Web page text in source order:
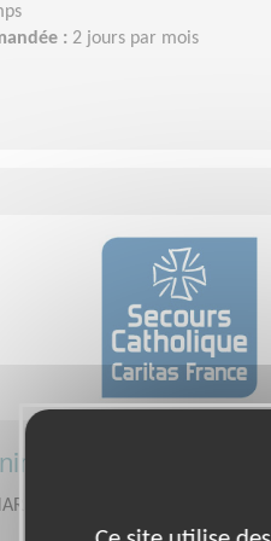
: 2 jours par mois
d'ateliers pour
(26200)